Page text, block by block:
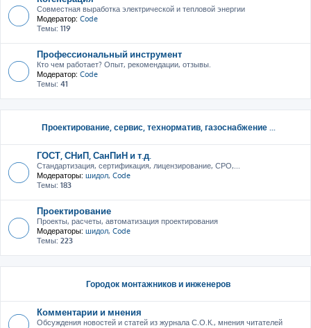
Совместная выработка электрической и тепловой энергии
Модератор: Code
Темы: 119
Профессиональный инструмент
Кто чем работает? Опыт, рекомендации, отзывы.
Модератор: Code
Темы: 41
Проектирование, сервис, тeхнорматив, газоснабжение ...
ГОСТ, СНиП, СанПиН и т.д.
Стандартизация, сертификация, лицензирование, СРО,...
Модераторы: шидол, Code
Темы: 183
Проектирование
Проекты, расчеты, автоматизация проектирования
Модераторы: шидол, Code
Темы: 223
Городок монтажников и инженеров
Комментарии и мнения
Обсуждения новостей и статей из журнала С.О.К., мнения читателей